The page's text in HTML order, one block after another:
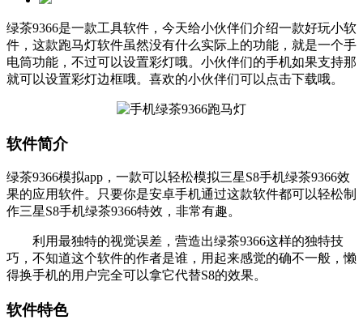
绿茶9366是一款工具软件，今天给小伙伴们介绍一款好玩小软
件，这款跑马灯软件虽然没有什么实际上的功能，就是一个手
电筒功能，不过可以设置彩灯哦。小伙伴们的手机如果支持那
就可以设置彩灯边框哦。喜欢的小伙伴们可以点击下载哦。
软件简介
绿茶9366模拟app，一款可以轻松模拟三星S8手机绿茶9366效
果的应用软件。只要你是安卓手机通过这款软件都可以轻松制
作三星S8手机绿茶9366特效，非常有趣。
利用最独特的视觉误差，营造出绿茶9366这样的独特技
巧，不知道这个软件的作者是谁，用起来感觉的确不一般，懒
得换手机的用户完全可以拿它代替S8的效果。
软件特色